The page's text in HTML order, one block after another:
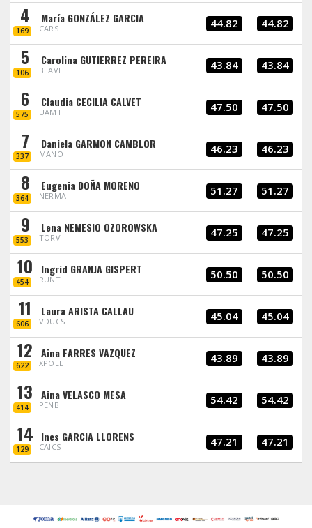
4
169
María GONZÁLEZ GARCIA
CARS 44.82 44.82
5
106
Carolina GUTIERREZ PEREIRA
BLAVI 43.84 43.84
6
575
Claudia CECILIA CALVET
UAMT 47.50 47.50
7
337
Daniela GARMON CAMBLOR
MANO 46.23 46.23
8
364
Eugenia DOÑA MORENO
NERMA 51.27 51.27
9
553
Lena NEMESIO OZOROWSKA
TORV 47.25 47.25
10
454
Ingrid GRANJA GISPERT
RUNT 50.50 50.50
11
606
Laura ARISTA CALLAU
VDUCS 45.04 45.04
12
622
Aina FARRES VAZQUEZ
XPOLE 43.89 43.89
13
414
Aina VELASCO MESA
PENB 54.42 54.42
14
129
Ines GARCIA LLORENS
CAICS 47.21 47.21